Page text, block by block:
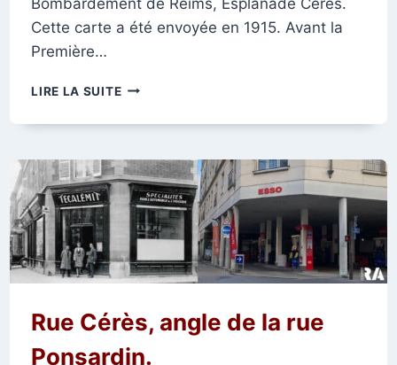
Cette carte a été envoyée en 1915. Avant la
Première…
LIRE LA SUITEPLACE
BRIAND
Rue Cérès, angle de la rue
Ponsardin.